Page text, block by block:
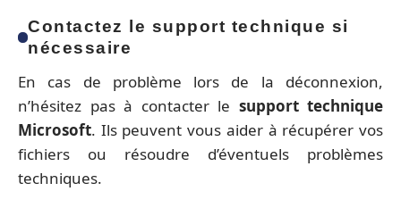
Contactez le support technique si
nécessaire
En cas de problème lors de la déconnexion,
n’hésitez pas à contacter le support technique
Microsoft. Ils peuvent vous aider à récupérer vos
fichiers ou résoudre d’éventuels problèmes
techniques.